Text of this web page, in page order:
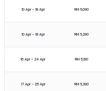
10 Apr - 18 Apr RM 5,090
10 Apr - 18 Apr RM 5,290
16 Apr - 24 Apr RM 5,190
17 Apr - 25 Apr RM 5,390